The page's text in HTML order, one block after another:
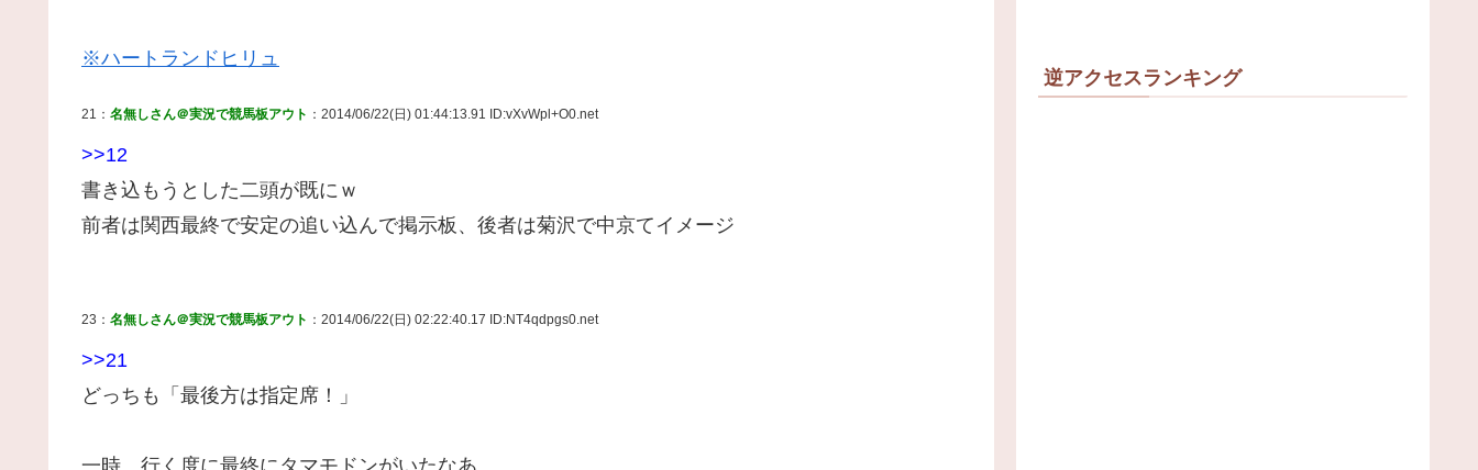
※ハートランドヒリュ
21： 名無しさん＠実況で競馬板アウト ：2014/06/22(日) 01:44:13.91 ID:vXvWpl+O0.net
>>12
書き込もうとした二頭が既にｗ
前者は関西最終で安定の追い込んで掲示板、後者は菊沢で中京てイメージ
23： 名無しさん＠実況で競馬板アウト ：2014/06/22(日) 02:22:40.17 ID:NT4qdpgs0.net
>>21
どっちも「最後方は指定席！」
逆アクセスランキング